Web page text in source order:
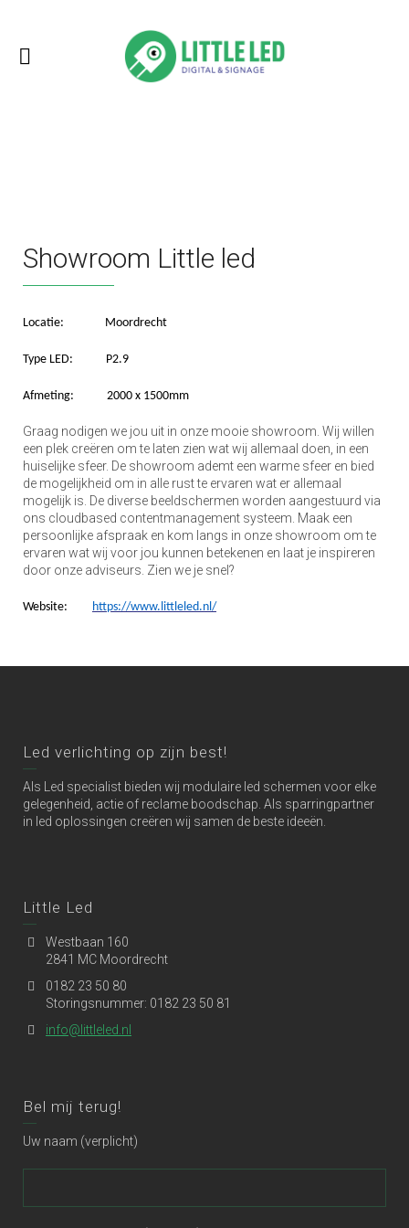
Showroom Little led
Locatie: Moordrecht
Type LED: P2.9
Afmeting: 2000 x 1500mm
Graag nodigen we jou uit in onze mooie showroom. Wij willen
een plek creëren om te laten zien wat wij allemaal doen, in een
huiselijke sfeer. De showroom ademt een warme sfeer en bied
de mogelijkheid om in alle rust te ervaren wat er allemaal
mogelijk is. De diverse beeldschermen worden aangestuurd via
ons cloudbased contentmanagement systeem. Maak een
persoonlijke afspraak en kom langs in onze showroom om te
ervaren wat wij voor jou kunnen betekenen en laat je inspireren
door onze adviseurs. Zien we je snel?
Website: https://www.littleled.nl/
Led verlichting op zijn best!
Als Led specialist bieden wij modulaire led schermen voor elke
gelegenheid, actie of reclame boodschap. Als sparringpartner
in led oplossingen creëren wij samen de beste ideeën.
Little Led
Westbaan 160
2841 MC Moordrecht
0182 23 50 80
Storingsnummer: 0182 23 50 81
info@littleled.nl
Bel mij terug!
Uw naam (verplicht)